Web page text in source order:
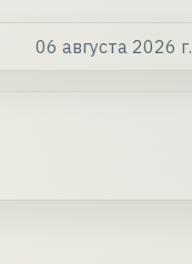
06 августа 2026 г.